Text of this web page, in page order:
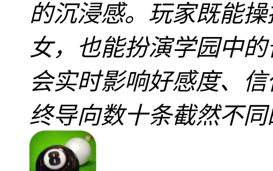
的沉浸感。玩家既能
女，也能扮演学园中
会实时影响好感度、
终导向数十条截然不